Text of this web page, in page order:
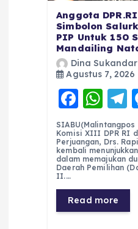
Anggota
Simbolon
PIP Untuk 150
Mandailing
Dina Sukandar
Agustus 7, 2026
F
a
c
e
b
o
o
W
h
a
ts
A
p
p
e
r
a
m
Komisi XIII DPR RI
Perjuangan, Drs.
kembali
dalam memajukan
Daerah Pemilihan
II.…
Read more